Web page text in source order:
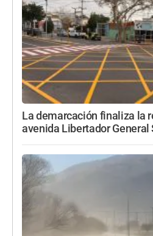
La demarcación finaliza la
avenida Libertador General